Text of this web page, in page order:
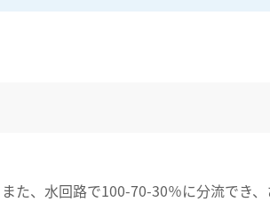
た、水回路で100-70-30％に分流でき